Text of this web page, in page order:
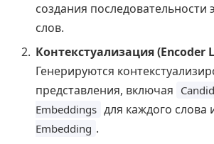
создания последовательности
слов.
Контекстуализация (Encoder
Генерируются
представления, включая
Embeddings для каждого слова
Embedding .